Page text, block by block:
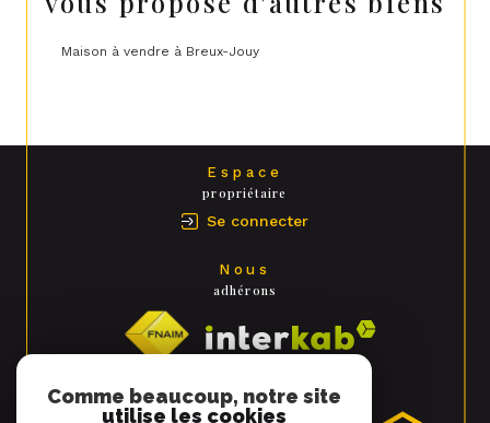
Maison à vendre à Breux-Jouy
Espace
propriétaire
Se connecter
Nous
adhérons
Comme beaucoup, notre site
utilise les cookies